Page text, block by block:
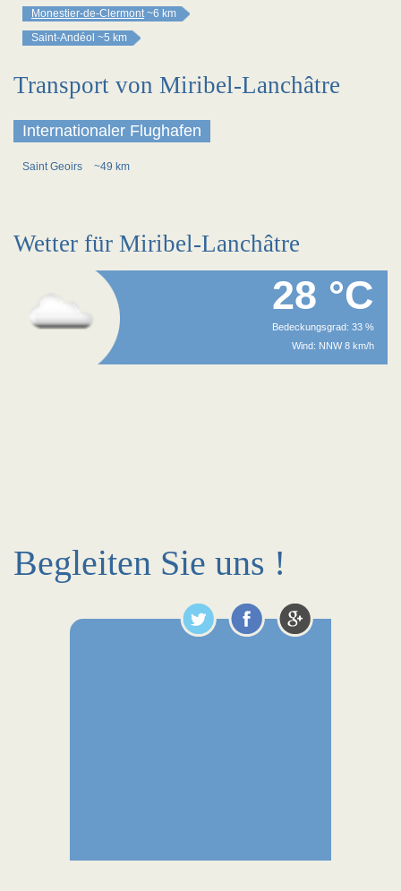
Monestier-de-Clermont ~6 km
Saint-Andéol ~5 km
Transport von Miribel-Lanchâtre
Internationaler Flughafen
Saint Geoirs ~49 km
Wetter für Miribel-Lanchâtre
28 °C
Bedeckungsgrad: 33 %
Wind: NNW 8 km/h
Begleiten Sie uns !